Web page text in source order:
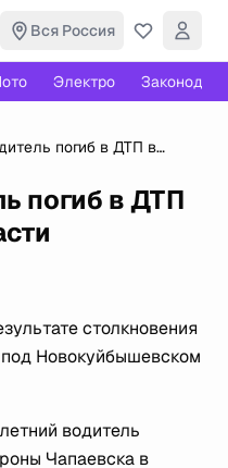
Вся Россия
Электро
погиб в ДТП в
погиб в ДТП
столкновения
под Новокуйбышевском
водитель
Чапаевска в